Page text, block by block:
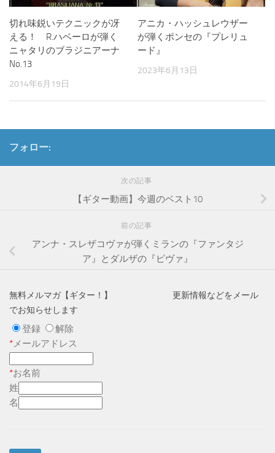
切れ味鋭いテクニックが冴
える！ R.ハベーロが弾く
ニャタリのブラジニアーナ
No.13
2014年6月19日
アニカ・ハッシュレウザー
が弾くポンセの『プレリュ
ード』
2023年6月13日
フォロー:
次の記事
【ギター動画】今週のベスト10
前の記事
アンナ・スレザコヴァが弾くミランの『ファンタジ
ア』とダルザの『ピヴァ』
無料メルマガ【ギター！】 更新情報などをメール
でお知らせします
登録
解除
*メールアドレス
*お名前
姓
名